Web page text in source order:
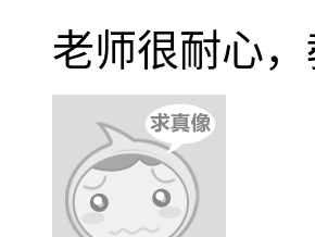
老师很耐心